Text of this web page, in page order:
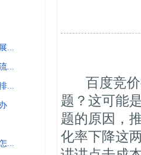
百度竞价
题？这可能
题的原因，
化率下降这
...
...
...
...